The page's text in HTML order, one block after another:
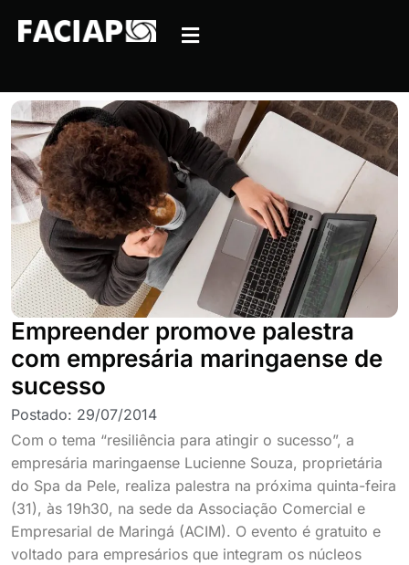
Empreender promove palestra
com empresária maringaense de
sucesso
Postado: 29/07/2014
Com o tema “resiliência para atingir o sucesso”, a
empresária maringaense Lucienne Souza, proprietária
do Spa da Pele, realiza palestra na próxima quinta-feira
(31), às 19h30, na sede da Associação Comercial e
Empresarial de Maringá (ACIM). O evento é gratuito e
voltado para empresários que integram os núcleos